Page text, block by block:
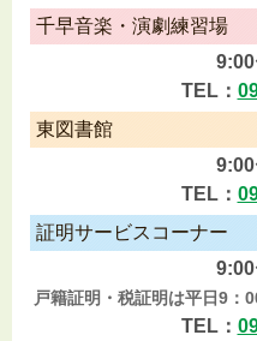
千早音楽・演劇練習場
TEL：
東図書館
TEL：
証明サービスコーナー
戸籍証明・税証明は平日9：
TEL：